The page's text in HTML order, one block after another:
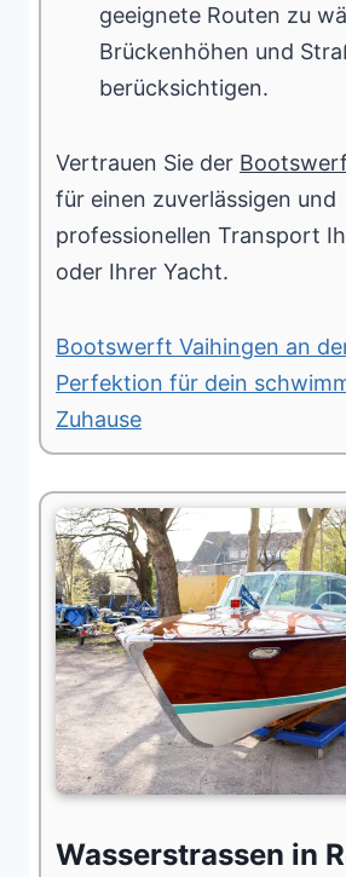
geeignete Routen zu
Brückenhöhen und
berücksichtigen.
Vertrauen Sie der
für einen zuverlässigen und
professionellen Transport
oder Ihrer Yacht.
Bootswerft Vaihingen an
Perfektion für dein
Zuhause
Wasserstrassen in